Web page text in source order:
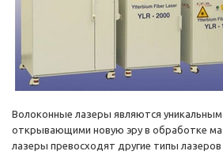
Волоконные лазеры являются
открывающими новую эру в обработке
лазеры превосходят другие типы лазеров